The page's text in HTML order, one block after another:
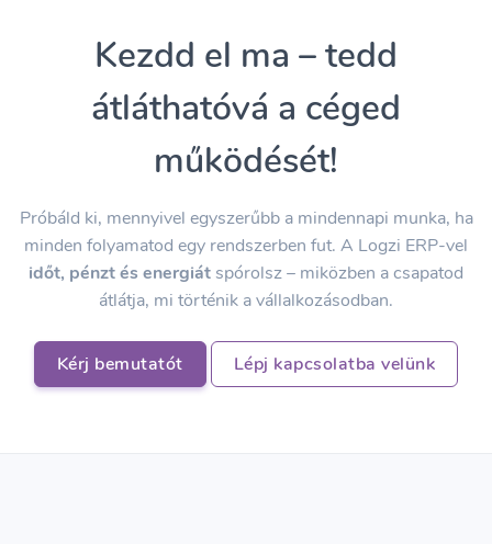
Kezdd el ma – tedd
átláthatóvá a céged
működését!
Próbáld ki, mennyivel egyszerűbb a mindennapi munka, ha
minden folyamatod egy rendszerben fut. A Logzi ERP-vel
időt, pénzt és energiát spórolsz – miközben a csapatod
átlátja, mi történik a vállalkozásodban.
Kérj bemutatót Lépj kapcsolatba velünk